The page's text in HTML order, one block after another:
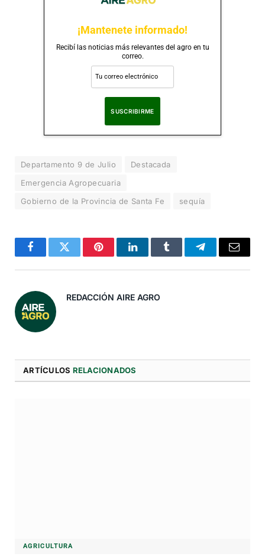
¡Mantenete informado!
Recibí las noticias más relevantes del agro en tu
correo.
Departamento 9 de Julio
Destacada
Emergencia Agropecuaria
Gobierno de la Provincia de Santa Fe
sequía
FacebookTwitter PinterestLinkedInTumblr TelegramCorreo
REDACCIÓN AIRE AGRO
ARTÍCULOS RELACIONADOS
AGRICULTURA